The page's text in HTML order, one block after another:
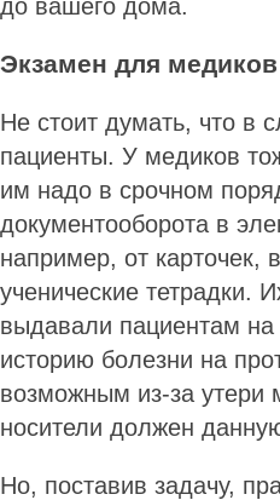
до вашего дома.
Экзамен для медиков
Не стоит думать, что в
пациенты. У медиков
им надо в срочном
документооборота в
например, от карточек,
ученические тетрадки.
выдавали пациентам
историю болезни на
возможным из-за утери
носители должен
Но, поставив задачу,